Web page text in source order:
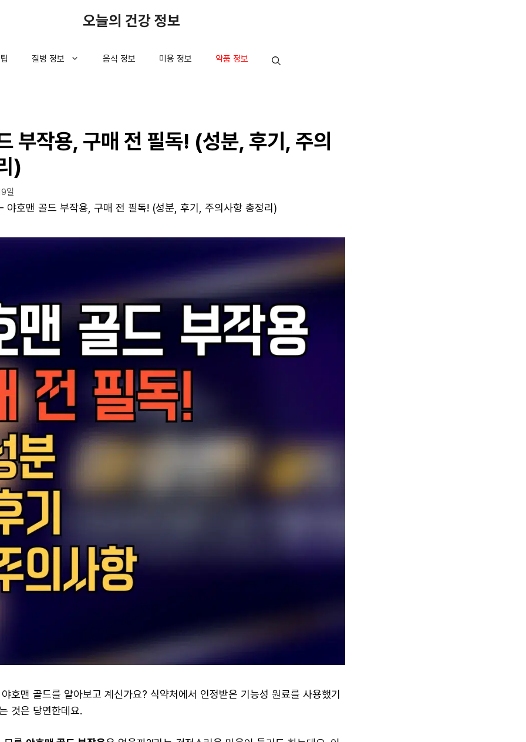
오늘의 건강 정보
질병 정보 음식 정보 미용 정보 약품 정보
부작용, 구매 전 필독! (성분, 후기, 주의
)
일
야호맨 골드 부작용, 구매 전 필독! (성분, 후기, 주의사항 총정리)
호맨 골드를 알아보고 계신가요? 식약처에서 인정받은 기능성 원료를 사용했기
것은 당연한데요.